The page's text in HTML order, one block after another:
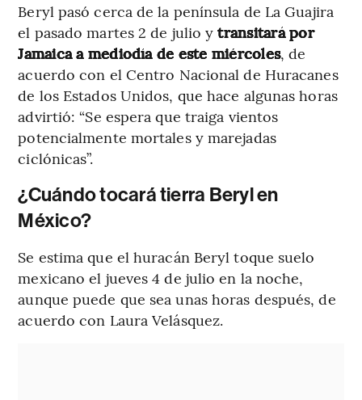
Beryl pasó cerca de la península de La Guajira
el pasado martes 2 de julio ytransitará por
Jamaica a mediodía de este miércoles, de
acuerdo con el Centro Nacional de Huracanes
de los Estados Unidos, que hace algunas horas
advirtió: “Se espera que traiga vientos
potencialmente mortales y marejadas
ciclónicas”.
¿Cuándo tocará tierra Beryl en
México?
Se estima que el huracán Beryl toque suelo
mexicano el jueves 4 de julio en la noche,
aunque puede que sea unas horas después, de
acuerdo con Laura Velásquez.